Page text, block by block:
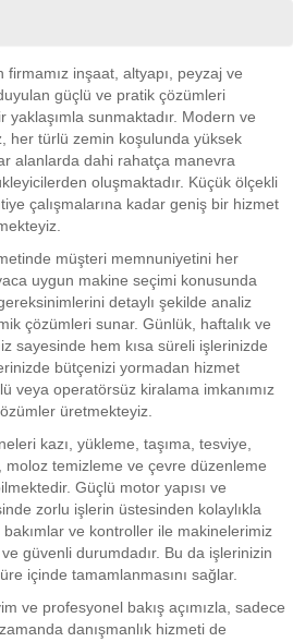
firmamız inşaat, altyapı, peyzaj ve
güçlü ve pratik çözümleri
sunmaktadır. Modern ve
her türlü zemin koşulunda yüksek
alanlarda dahi rahatça manevra
oluşmaktadır. Küçük ölçekli
çalışmalarına kadar geniş bir hizmet
müşteri memnuniyetini her
uygun makine seçimi konusunda
detaylı şekilde analiz
çözümleri sunar. Günlük, haftalık ve
sayesinde hem kısa süreli işlerinizde
bütçenizi yormadan hizmet
veya operatörsüz kiralama imkanımız
üretmekteyiz.
kazı, yükleme, taşıma, tesviye,
temizleme ve çevre düzenleme
Güçlü motor yapısı ve
zorlu işlerin üstesinden kolaylıkla
ve kontroller ile makinelerimiz
güvenli durumdadır. Bu da işlerinizin
içinde tamamlanmasını sağlar.
ve profesyonel bakış açımızla, sadece
danışmanlık hizmeti de